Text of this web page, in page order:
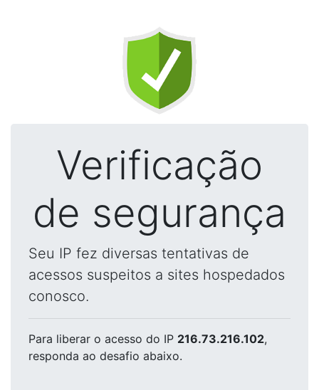
Verificação
de segurança
Seu IP fez diversas tentativas de
acessos suspeitos a sites hospedados
conosco.
Para liberar o acesso do IP 216.73.216.102,
responda ao desafio abaixo.